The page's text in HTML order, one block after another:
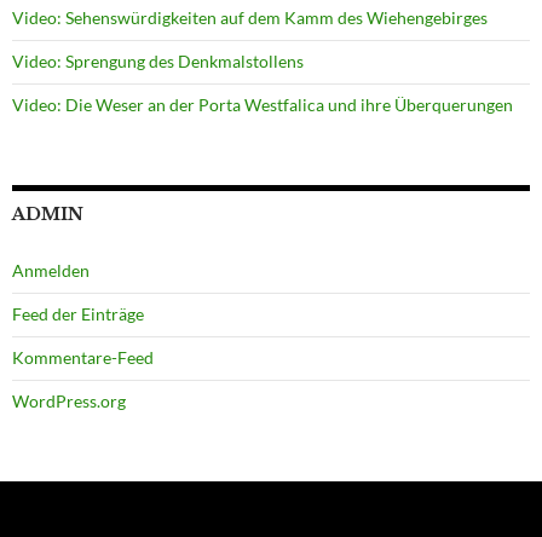
Video: Sehenswürdigkeiten auf dem Kamm des Wiehengebirges
Video: Sprengung des Denkmalstollens
Video: Die Weser an der Porta Westfalica und ihre Überquerungen
ADMIN
Anmelden
Feed der Einträge
Kommentare-Feed
WordPress.org